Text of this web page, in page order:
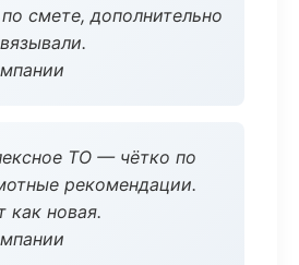
смете, дополнительно
ТО — чётко по
рекомендации.
как новая.